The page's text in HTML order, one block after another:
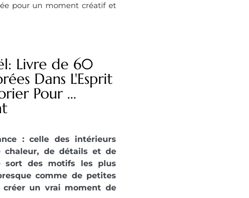
pour un moment créatif et
Livre de 60
Dans L'Esprit
Pour ...
: celle des intérieurs
chaleur, de détails et de
sort des motifs les plus
comme de petites
créer un vrai moment de